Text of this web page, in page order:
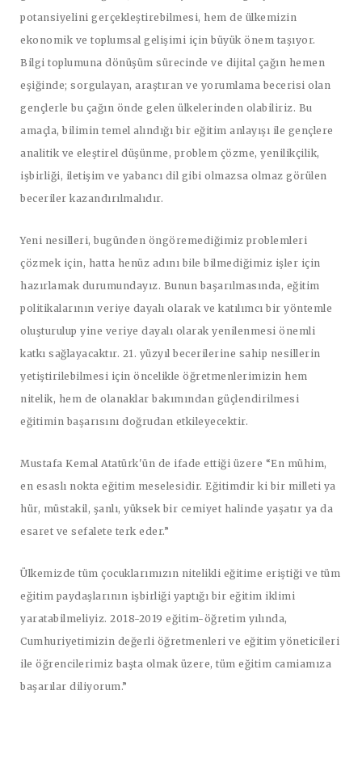
potansiyelini gerçekleştirebilmesi, hem de ülkemizin
ekonomik ve toplumsal gelişimi için büyük önem taşıyor.
Bilgi toplumuna dönüşüm sürecinde ve dijital çağın hemen
eşiğinde; sorgulayan, araştıran ve yorumlama becerisi olan
gençlerle bu çağın önde gelen ülkelerinden olabiliriz. Bu
amaçla, bilimin temel alındığı bir eğitim anlayışı ile gençlere
analitik ve eleştirel düşünme, problem çözme, yenilikçilik,
işbirliği, iletişim ve yabancı dil gibi olmazsa olmaz görülen
beceriler kazandırılmalıdır.
Yeni nesilleri, bugünden öngöremediğimiz problemleri
çözmek için, hatta henüz adını bile bilmediğimiz işler için
hazırlamak durumundayız. Bunun başarılmasında, eğitim
politikalarının veriye dayalı olarak ve katılımcı bir yöntemle
oluşturulup yine veriye dayalı olarak yenilenmesi önemli
katkı sağlayacaktır. 21. yüzyıl becerilerine sahip nesillerin
yetiştirilebilmesi için öncelikle öğretmenlerimizin hem
nitelik, hem de olanaklar bakımından güçlendirilmesi
eğitimin başarısını doğrudan etkileyecektir.
Mustafa Kemal Atatürk'ün de ifade ettiği üzere “En mühim,
en esaslı nokta eğitim meselesidir. Eğitimdir ki bir milleti ya
hür, müstakil, şanlı, yüksek bir cemiyet halinde yaşatır ya da
esaret ve sefalete terk eder.”
Ülkemizde tüm çocuklarımızın nitelikli eğitime eriştiği ve tüm
eğitim paydaşlarının işbirliği yaptığı bir eğitim iklimi
yaratabilmeliyiz. 2018-2019 eğitim-öğretim yılında,
Cumhuriyetimizin değerli öğretmenleri ve eğitim yöneticileri
ile öğrencilerimiz başta olmak üzere, tüm eğitim camiamıza
başarılar diliyorum.”